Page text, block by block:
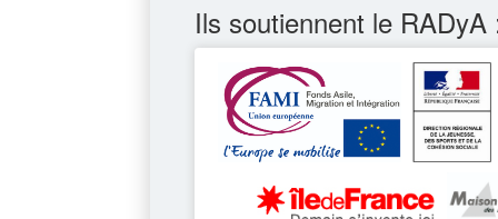
Ils soutiennent le RADyA